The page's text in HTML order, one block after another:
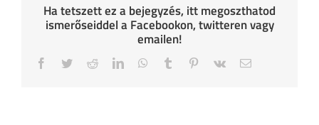
Ha tetszett ez a bejegyzés, itt megoszthatod
ismerőseiddel a Facebookon, twitteren vagy
emailen!
Facebook
TwitterRedditLinkedInWhatsApp
Tumblr Pinterest
Vk Email